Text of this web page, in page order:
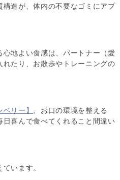
造が、体内の不要なゴミにアプ
地よい食感は、パートナー（愛
たり、お散歩やトレーニングの
ベリー】
、お口の環境を整える
喜んで食べてくれること間違い
います。